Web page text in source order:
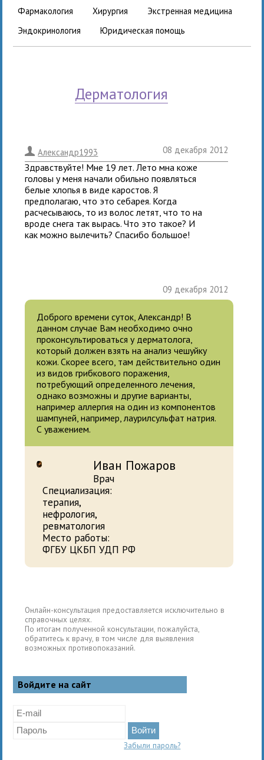
фармакология
хирургия
экстренная медицина
эндокринология
юридическая помощь
дерматология
. Александр1993 08 декабря 2012
Здравствуйте! Мне 19 лет. Лето мна коже
головы у меня начали обильно появляться
белые хлопья в виде каростов. Я
предполагаю, что это себарея. Когда
расчесываюсь, то из волос летят, что то на
вроде снега так вырась. Что это такое? И
как можно вылечить? Спасибо большое!
09 декабря 2012
Доброго времени суток, Александр! В
данном случае Вам необходимо очно
проконсультироваться у дерматолога,
который должен взять на анализ чешуйку
кожи. Скорее всего, там действительно один
из видов грибкового поражения,
потребующий определенного лечения,
однако возможны и другие варианты,
например аллергия на один из компонентов
шампуней, например, лаурилсульфат натрия.
С уважением.
Иван Пожаров
Врач
Специализация:
терапия,
нефрология,
ревматология
Место работы:
ФГБУ ЦКБП УДП РФ
Онлайн-консультация предоставляется исключительно в
справочных целях.
По итогам полученной консультации, пожалуйста,
обратитесь к врачу, в том числе для выявления
возможных противопоказаний.
Войдите на сайт
Забыли пароль?